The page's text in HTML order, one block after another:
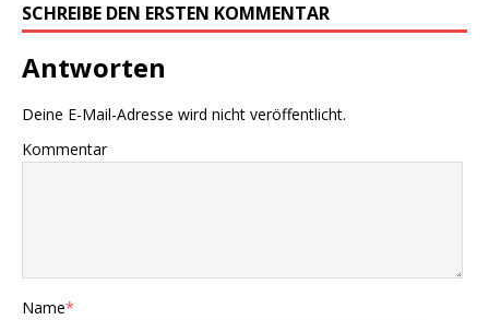
SCHREIBE DEN ERSTEN KOMMENTAR
Antworten
Deine E-Mail-Adresse wird nicht veröffentlicht.
Kommentar
Name*